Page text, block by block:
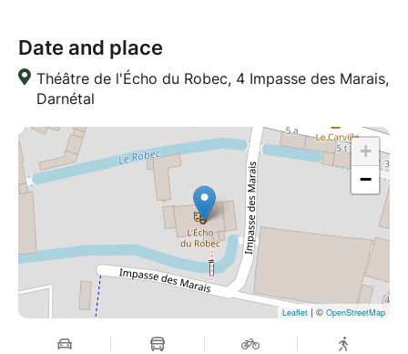
Date and place
Théâtre de l'Écho du Robec, 4 Impasse des Marais,
Darnétal
+
−
Leaflet | © OpenStreetMap